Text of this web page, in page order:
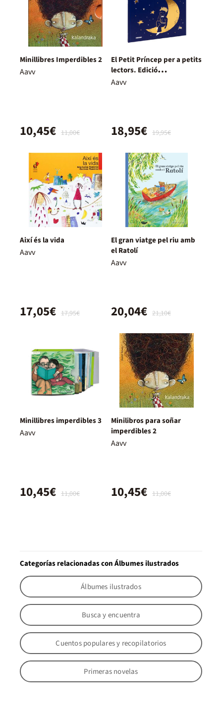
Minillibres Imperdibles 2
Aavv
11,00€
10,45€
El Petit Príncep per a petits
lectors. Edició
col·leccionista
Aavv
19,95€
18,95€
Així és la vida
Aavv
17,95€
17,05€
El gran viatge pel riu amb
el Ratolí
Aavv
21,10€
20,04€
Minillibres imperdibles 3
Aavv
11,00€
10,45€
Minilibros para soñar
imperdibles 2
Aavv
11,00€
10,45€
Categorías relacionadas con Álbumes ilustrados
Álbumes ilustrados
Busca y encuentra
Cuentos populares y recopilatorios
Primeras novelas